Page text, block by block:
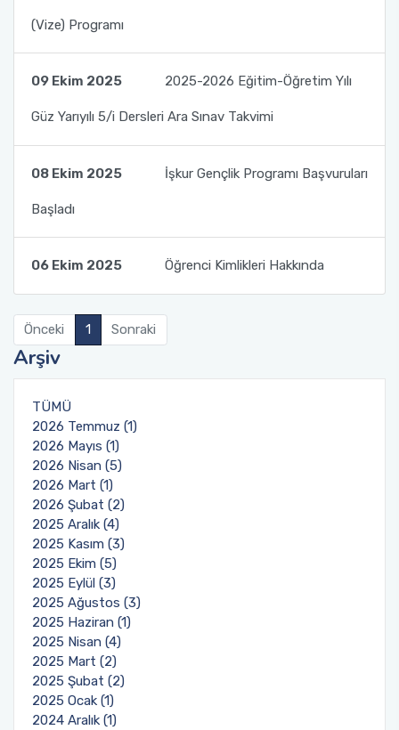
(Vize) Programı
09 Ekim 2025 2025-2026 Eğitim-Öğretim Yılı
Güz Yarıyılı 5/i Dersleri Ara Sınav Takvimi
08 Ekim 2025 İşkur Gençlik Programı Başvuruları
Başladı
06 Ekim 2025 Öğrenci Kimlikleri Hakkında
Önceki 1 Sonraki
Arşiv
TÜMÜ
2026 Temmuz (1)
2026 Mayıs (1)
2026 Nisan (5)
2026 Mart (1)
2026 Şubat (2)
2025 Aralık (4)
2025 Kasım (3)
2025 Ekim (5)
2025 Eylül (3)
2025 Ağustos (3)
2025 Haziran (1)
2025 Nisan (4)
2025 Mart (2)
2025 Şubat (2)
2025 Ocak (1)
2024 Aralık (1)
Fakülte Faaliyet Raporları
Yandal- ÇAP